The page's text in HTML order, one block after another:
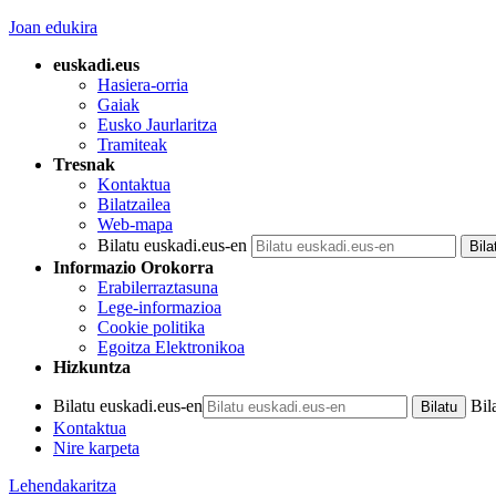
Joan edukira
euskadi.eus
Hasiera-orria
Gaiak
Eusko Jaurlaritza
Tramiteak
Tresnak
Kontaktua
Bilatzailea
Web-mapa
Bilatu euskadi.eus-en
Informazio Orokorra
Erabilerraztasuna
Lege-informazioa
Cookie politika
Egoitza Elektronikoa
Hizkuntza
Bilatu euskadi.eus-en
Kontaktua
Nire karpeta
Lehendakaritza